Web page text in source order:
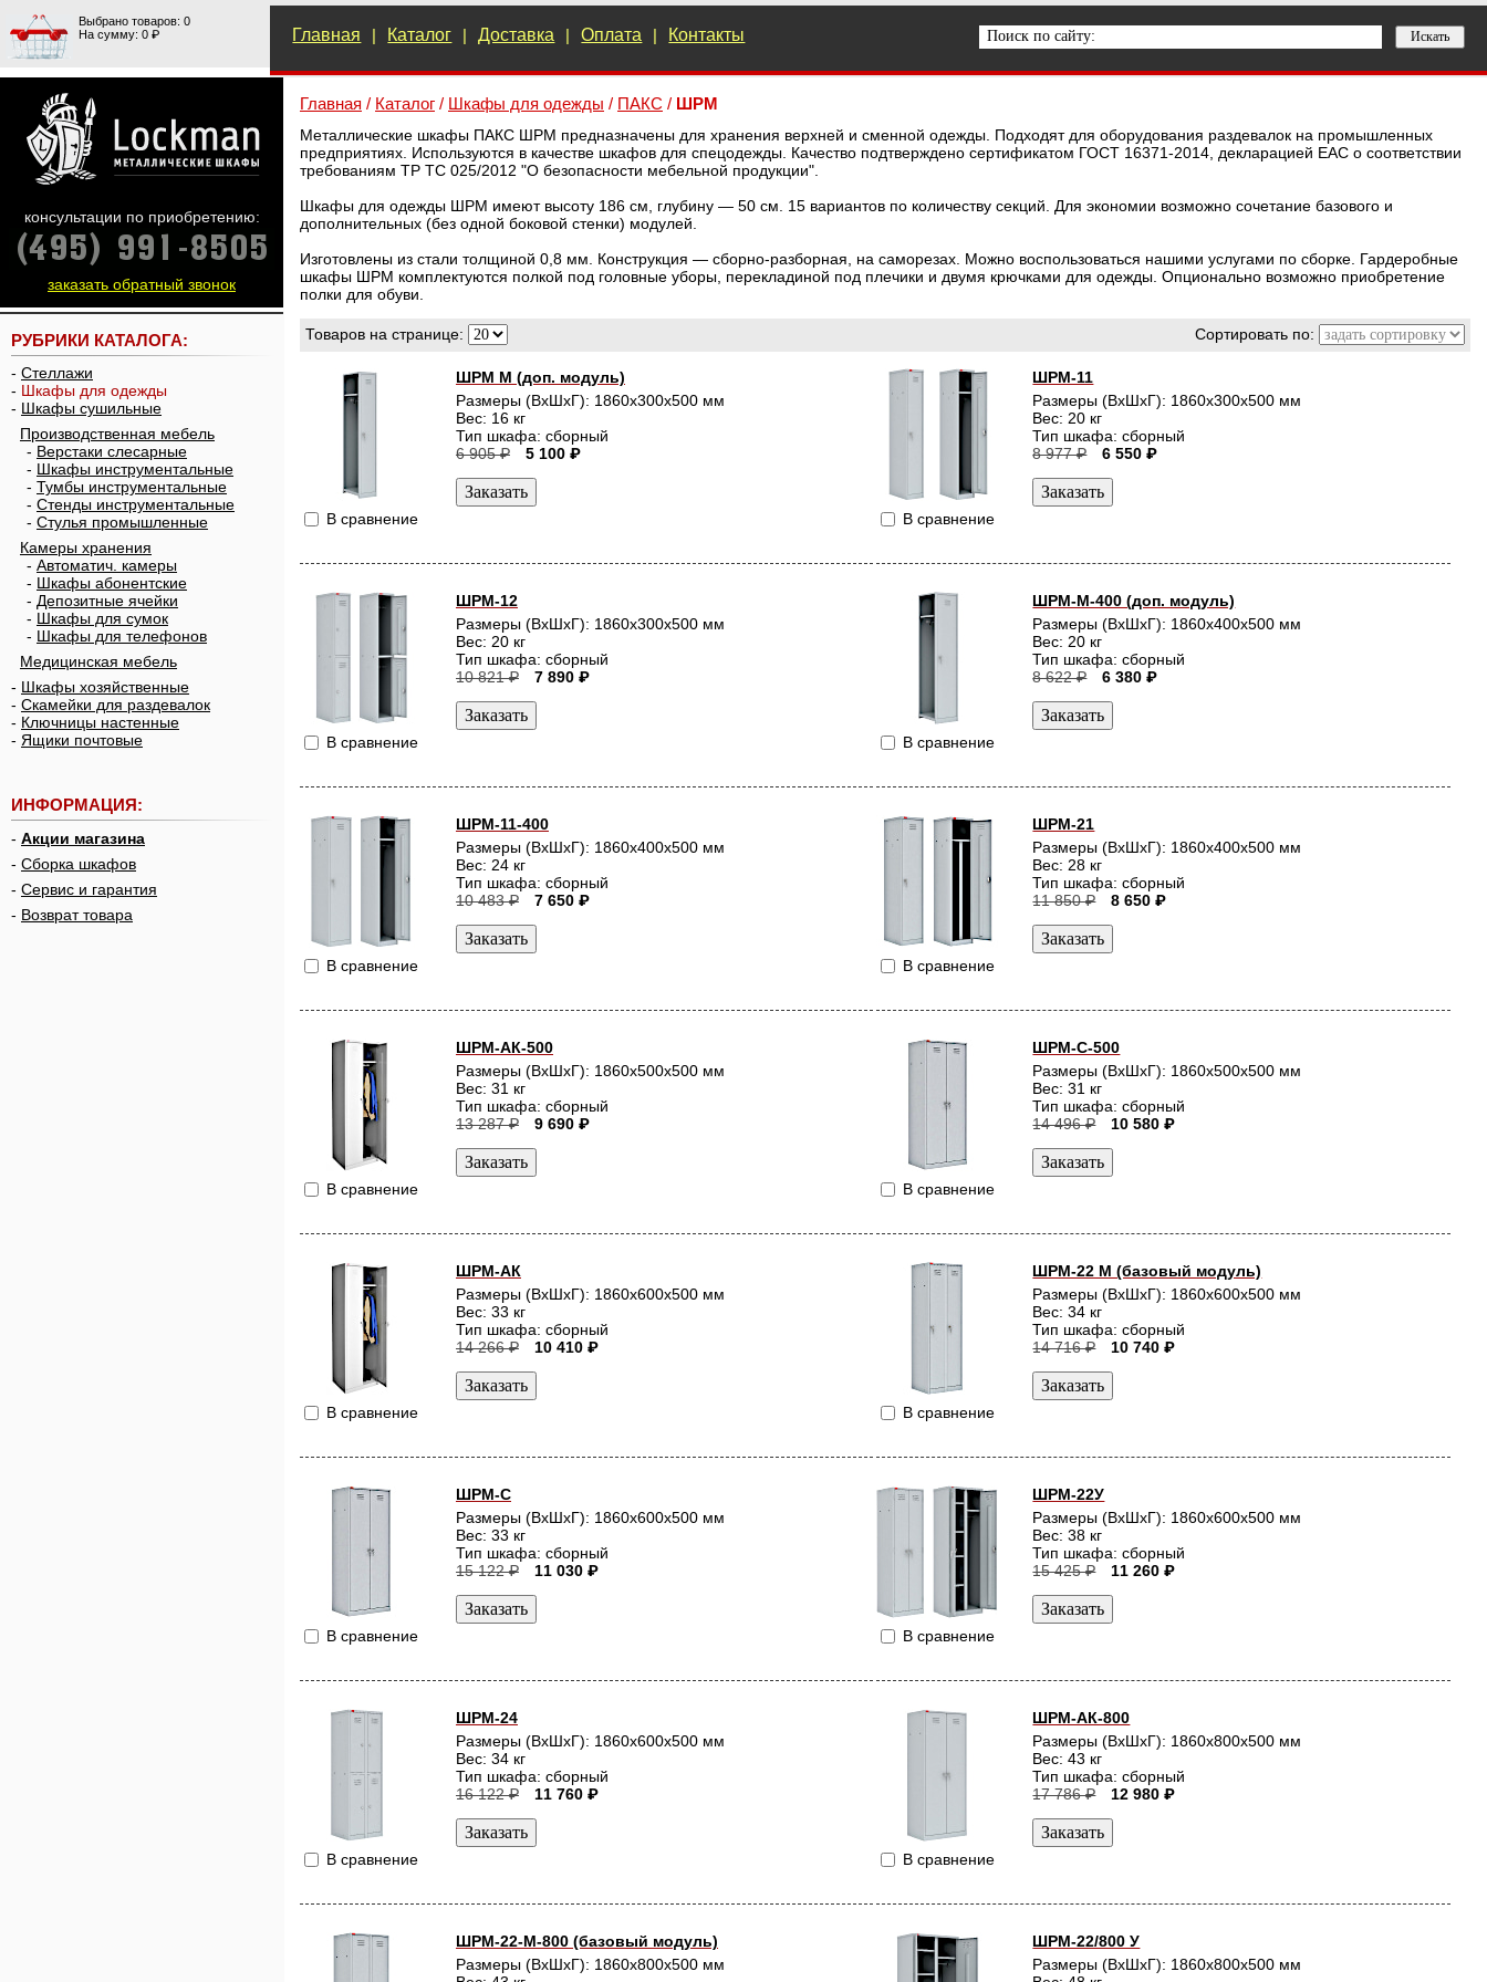
Выбрано товаров: 0
На сумму: 0 ₽
Главная | Каталог | Доставка | Оплата | Контакты
Главная / Каталог / Шкафы для одежды / ПАКС / ШРМ
Металлические шкафы ПАКС ШРМ предназначены для хранения верхней и сменной одежды. Подходят для оборудования раздевалок на промышленных
предприятиях. Используются в качестве шкафов для спецодежды. Качество подтверждено сертификатом ГОСТ 16371-2014, декларацией ЕАС о соответствии
требованиям ТР ТС 025/2012 "О безопасности мебельной продукции".
Шкафы для одежды ШРМ имеют высоту 186 см, глубину — 50 см. 15 вариантов по количеству секций. Для экономии возможно сочетание базового и
дополнительных (без одной боковой стенки) модулей.
Изготовлены из стали толщиной 0,8 мм. Конструкция — сборно-разборная, на саморезах. Можно воспользоваться нашими услугами по сборке. Гардеробные
шкафы ШРМ комплектуются полкой под головные уборы, перекладиной под плечики и двумя крючками для одежды. Опционально возможно приобретение
полки для обуви.
Сортировать по:
Товаров на странице:
В сравнение
ШРМ М (доп. модуль)
Размеры (ВхШхГ): 1860x300x500 мм
Вес: 16 кг
Тип шкафа: сборный
6 905 ₽
5 100 ₽
В сравнение
ШРМ-11
Размеры (ВхШхГ): 1860x300x500 мм
Вес: 20 кг
Тип шкафа: сборный
8 977 ₽
6 550 ₽
В сравнение
ШРМ-12
Размеры (ВхШхГ): 1860x300x500 мм
Вес: 20 кг
Тип шкафа: сборный
10 821 ₽
7 890 ₽
В сравнение
ШРМ-М-400 (доп. модуль)
Размеры (ВхШхГ): 1860x400x500 мм
Вес: 20 кг
Тип шкафа: сборный
8 622 ₽
6 380 ₽
В сравнение
ШРМ-11-400
Размеры (ВхШхГ): 1860x400x500 мм
Вес: 24 кг
Тип шкафа: сборный
10 483 ₽
7 650 ₽
В сравнение
ШРМ-21
Размеры (ВхШхГ): 1860x400x500 мм
Вес: 28 кг
Тип шкафа: сборный
11 850 ₽
8 650 ₽
В сравнение
ШРМ-АК-500
Размеры (ВхШхГ): 1860x500x500 мм
Вес: 31 кг
Тип шкафа: сборный
13 287 ₽
9 690 ₽
В сравнение
ШРМ-С-500
Размеры (ВхШхГ): 1860x500x500 мм
Вес: 31 кг
Тип шкафа: сборный
14 496 ₽
10 580 ₽
В сравнение
ШРМ-АК
Размеры (ВхШхГ): 1860x600x500 мм
Вес: 33 кг
Тип шкафа: сборный
14 266 ₽
10 410 ₽
В сравнение
ШРМ-22 М (базовый модуль)
Размеры (ВхШхГ): 1860x600x500 мм
Вес: 34 кг
Тип шкафа: сборный
14 716 ₽
10 740 ₽
В сравнение
ШРМ-С
Размеры (ВхШхГ): 1860x600x500 мм
Вес: 33 кг
Тип шкафа: сборный
15 122 ₽
11 030 ₽
В сравнение
ШРМ-22У
Размеры (ВхШхГ): 1860x600x500 мм
Вес: 38 кг
Тип шкафа: сборный
15 425 ₽
11 260 ₽
В сравнение
ШРМ-24
Размеры (ВхШхГ): 1860x600x500 мм
Вес: 34 кг
Тип шкафа: сборный
16 122 ₽
11 760 ₽
В сравнение
ШРМ-АК-800
Размеры (ВхШхГ): 1860x800x500 мм
Вес: 43 кг
Тип шкафа: сборный
17 786 ₽
12 980 ₽
ШРМ-22-М-800 (базовый модуль)
Размеры (ВхШхГ): 1860x800x500 мм
ШРМ-22/800 У
Размеры (ВхШхГ): 1860x800x500 мм
консультации по приобретению:
заказать обратный звонок
РУБРИКИ КАТАЛОГА:
- Стеллажи
- Шкафы для одежды
- Шкафы сушильные
Производственная мебель
- Верстаки слесарные
- Шкафы инструментальные
- Тумбы инструментальные
- Стенды инструментальные
- Стулья промышленные
Камеры хранения
- Автоматич. камеры
- Шкафы абонентские
- Депозитные ячейки
- Шкафы для сумок
- Шкафы для телефонов
Медицинская мебель
- Шкафы хозяйственные
- Скамейки для раздевалок
- Ключницы настенные
- Ящики почтовые
ИНФОРМАЦИЯ:
- Акции магазина
- Сборка шкафов
- Сервис и гарантия
- Возврат товара